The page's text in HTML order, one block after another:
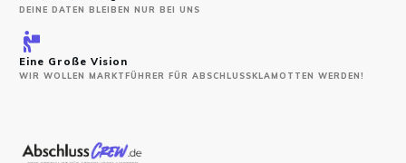
DEINE DATEN BLEIBEN NUR BEI UNS
Eine Große Vision
WIR WOLLEN MARKTFÜHRER FÜR ABSCHLUSSKLAMOTTEN WERDEN!